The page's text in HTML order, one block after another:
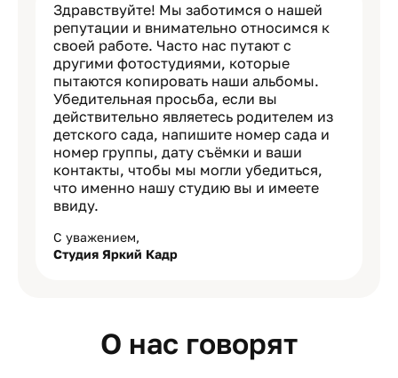
Здравствуйте! Мы заботимся о нашей
репутации и внимательно относимся к
своей работе. Часто нас путают с
другими фотостудиями, которые
пытаются копировать наши альбомы.
Убедительная просьба, если вы
действительно являетесь родителем из
детского сада, напишите номер сада и
номер группы, дату съёмки и ваши
контакты, чтобы мы могли убедиться,
что именно нашу студию вы и имеете
ввиду.
С уважением,
Студия Яркий Кадр
О нас говорят